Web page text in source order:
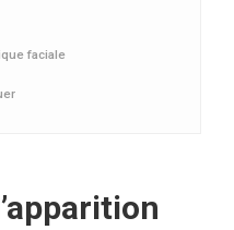
faciale